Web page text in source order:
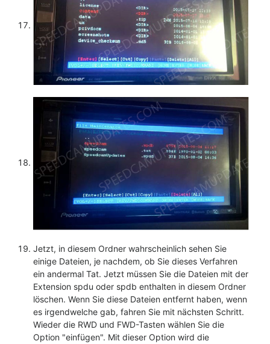
Jetzt, in diesem Ordner wahrscheinlich sehen Sie
einige Dateien, je nachdem, ob Sie dieses Verfahren
ein andermal Tat. Jetzt müssen Sie die Dateien mit der
Extension spdu oder spdb enthalten in diesem Ordner
löschen. Wenn Sie diese Dateien entfernt haben, wenn
es irgendwelche gab, fahren Sie mit nächsten Schritt.
Wieder die RWD und FWD-Tasten wählen Sie die
Option "einfügen". Mit dieser Option wird die